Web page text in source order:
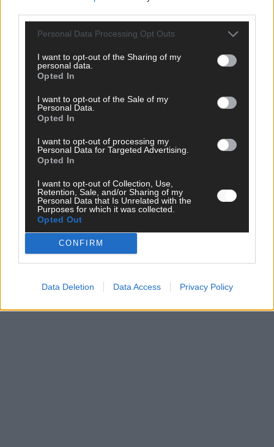
Personal Data Processing Opt Outs
I want to opt-out of the Sharing of my
personal data.
Opted In
I want to opt-out of the Sale of my
Personal Data.
Opted In
I want to opt-out of processing my
Personal Data for Targeted Advertising.
Opted In
I want to opt-out of Collection, Use,
Retention, Sale, and/or Sharing of my
Personal Data that Is Unrelated with the
Purposes for which it was collected.
Opted Out
CONFIRM
Data Deletion Data Access Privacy Policy
Abend in Bildern
Mai 2026
CHECK UNS AUF FACEBOOK